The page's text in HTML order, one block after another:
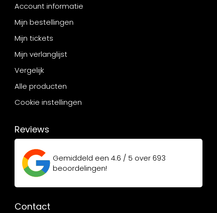
Account informatie
Mijn bestellingen
Mijn tickets
Mijn verlanglijst
Vergelijk
Alle producten
Cookie instellingen
Reviews
Gemiddeld een 4.6 / 5 over693
beoordelingen!
Contact